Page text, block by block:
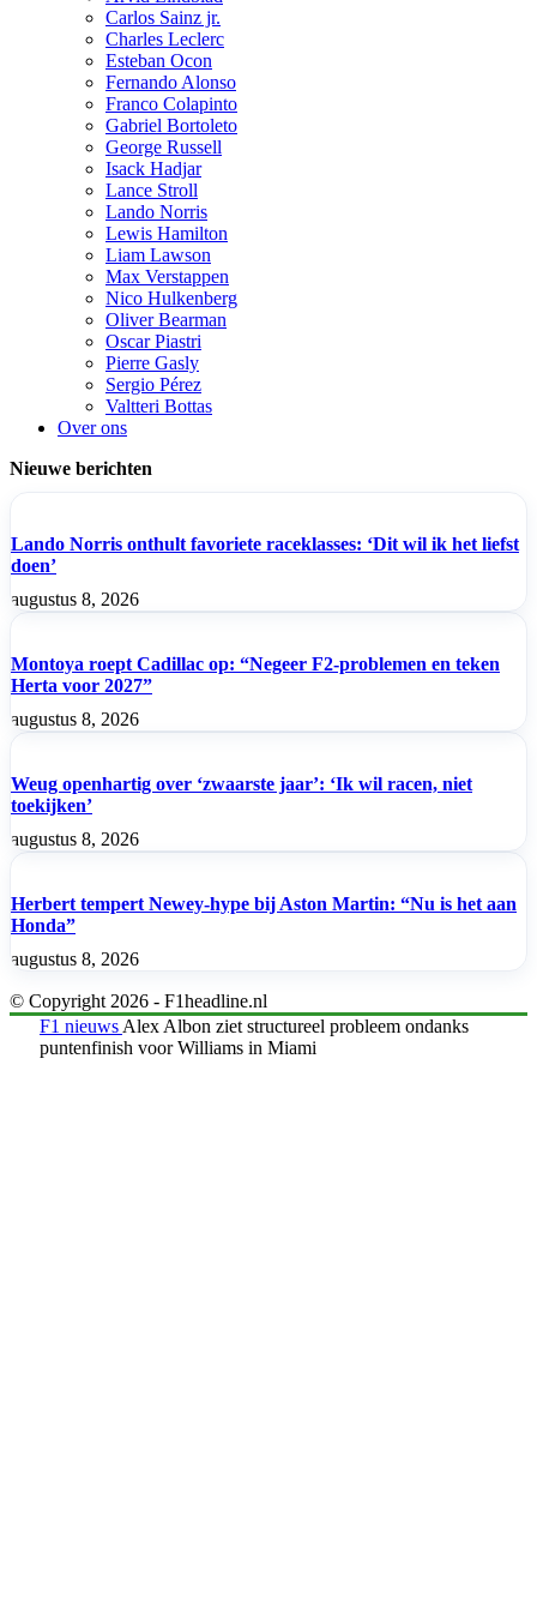
Carlos Sainz jr.
Charles Leclerc
Esteban Ocon
Fernando Alonso
Franco Colapinto
Gabriel Bortoleto
George Russell
Isack Hadjar
Lance Stroll
Lando Norris
Lewis Hamilton
Liam Lawson
Max Verstappen
Nico Hulkenberg
Oliver Bearman
Oscar Piastri
Pierre Gasly
Sergio Pérez
Valtteri Bottas
Over ons
Nieuwe berichten
Lando Norris onthult favoriete raceklasses: ‘Dit wil ik het liefst
doen’
augustus 8, 2026
Montoya roept Cadillac op: “Negeer F2-problemen en teken
Herta voor 2027”
augustus 8, 2026
Weug openhartig over ‘zwaarste jaar’: ‘Ik wil racen, niet
toekijken’
augustus 8, 2026
Herbert tempert Newey-hype bij Aston Martin: “Nu is het aan
Honda”
augustus 8, 2026
© Copyright 2026 - F1headline.nl
F1 nieuws Alex Albon ziet structureel probleem ondanks
puntenfinish voor Williams in Miami